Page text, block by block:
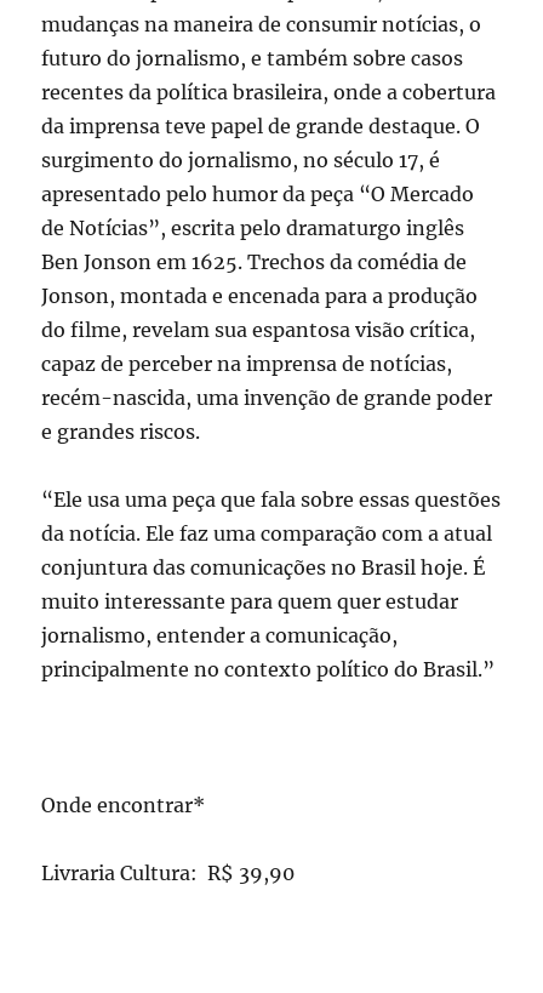
mudanças na maneira de consumir notícias, o
futuro do jornalismo, e também sobre casos
recentes da política brasileira, onde a cobertura
da imprensa teve papel de grande destaque. O
surgimento do jornalismo, no século 17, é
apresentado pelo humor da peça “O Mercado
de Notícias”, escrita pelo dramaturgo inglês
Ben Jonson em 1625. Trechos da comédia de
Jonson, montada e encenada para a produção
do filme, revelam sua espantosa visão crítica,
capaz de perceber na imprensa de notícias,
recém-nascida, uma invenção de grande poder
e grandes riscos.
“Ele usa uma peça que fala sobre essas questões
da notícia. Ele faz uma comparação com a atual
conjuntura das comunicações no Brasil hoje. É
muito interessante para quem quer estudar
jornalismo, entender a comunicação,
principalmente no contexto político do Brasil.”
Onde encontrar*
Livraria Cultura: R$ 39,90